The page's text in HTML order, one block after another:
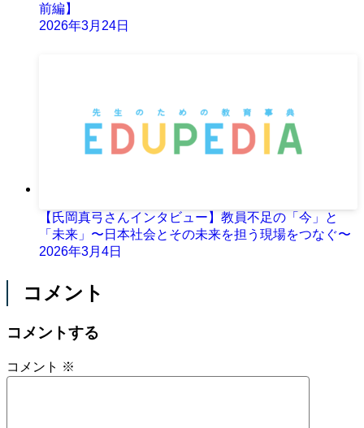
前編】
2026年3月24日
【氏岡真弓さんインタビュー】教員不足の「今」と
「未来」〜日本社会とその未来を担う現場をつなぐ〜
2026年3月4日
コメント
コメントする
コメント ※